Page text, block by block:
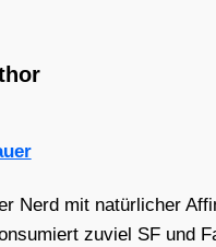
Nerd mit natürlicher
zuviel SF und